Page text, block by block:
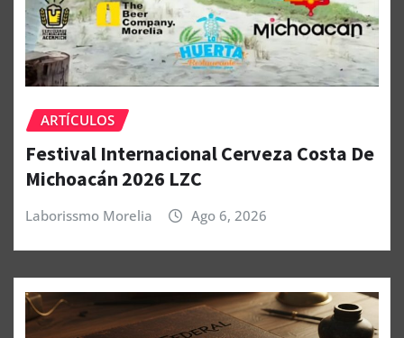
ARTÍCULOS
Festival Internacional Cerveza Costa De
Michoacán 2026 LZC
Laborissmo Morelia Ago 6, 2026